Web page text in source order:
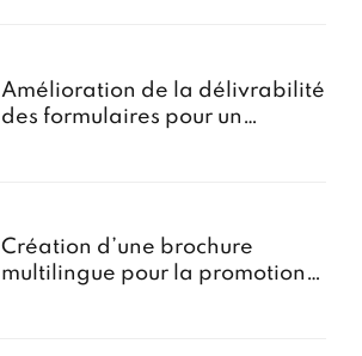
Amélioration de la délivrabilité
des formulaires pour un
Création d’une brochure
multilingue pour la promotion